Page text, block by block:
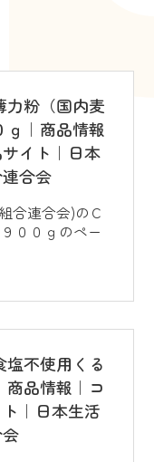
力粉（国内麦
ｇ｜商品情報
サイト｜日本
合会
合連合会)のＣ
００ｇのペー
塩不使用くる
商品情報｜コ
｜日本生活